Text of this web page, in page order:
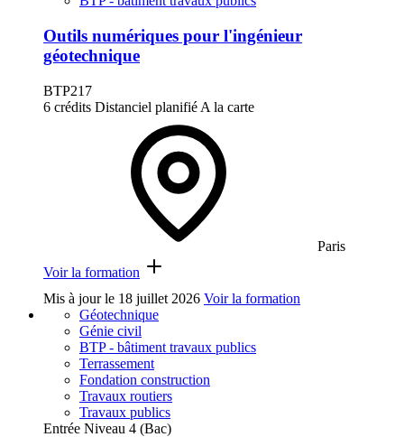
Outils numériques pour l'ingénieur
géotechnique
BTP217
6 crédits Distanciel planifié A la carte
Paris
Voir la formation
Mis à jour le 18 juillet 2026 Voir la formation
Géotechnique
Génie civil
BTP - bâtiment travaux publics
Terrassement
Fondation construction
Travaux routiers
Travaux publics
Entrée Niveau 4 (Bac)